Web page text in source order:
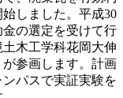
しました。平成30
の選定を受けて行
木工学科花岡大伸
参画します。計画
パスで実証実験を